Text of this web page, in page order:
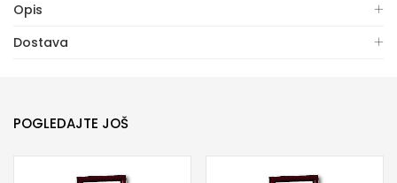
Opis
Dostava
POGLEDAJTE JOŠ